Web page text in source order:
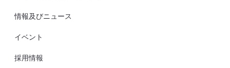
情報及びニュース
イベント
採用情報